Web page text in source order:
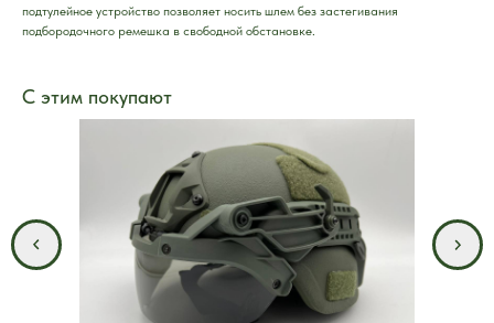
подтулейное устройство позволяет носить шлем без застегивания
подбородочного ремешка в свободной обстановке.
С этим покупают